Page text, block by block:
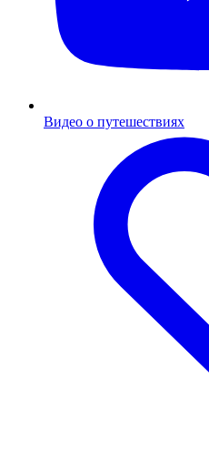
Видео о путешествиях